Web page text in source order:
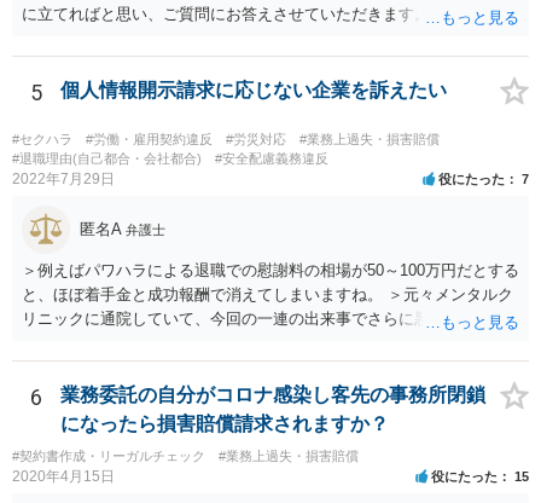
に立てればと思い、ご質問にお答えさせていただきます。 ご相談者の
我に関しては労災保険からの給付や会社からの損害賠償が、過重労働
に関しては未払残業代の支払が受けられる可能性がある事案とお見受
けします。 請求が認められる可能性や採るべき手続を検討するには、
様々な事情のヒアリングや証拠資料の検討が必要になるため、今後の
方針の検討も含め、一度面談にて法律相談をされることをおすすめし
ます。
5 個人情報開示請求に応じない企業を訴えたい
#セクハラ #労働・雇用契約違反 #労災対応
#業務上過失・損害賠償
#退職理由(自己都合・会社都合)
#安全配慮義務違反
2022年7月29日 役にたった 7
匿名A 弁護士
＞例えばパワハラによる退職での慰謝料の相場が50～100万円だとする
と、ほぼ着手金と成功報酬で消えてしまいますね。 ＞元々メンタルク
リニックに通院していて、今回の一連の出来事でさらに悪化した事実
万が一、慰謝料請求が認められるにしても金額としては微々たるもの
かと思いますが、依頼する弁護士に詳細を説明したうえで指示を仰い
だ方がいいかと思います。
6
業務委託の自分がコロナ感染し客先の事務所閉鎖
になったら損害賠償請求されますか？
#契約書作成・リーガルチェック #業務上過失・損害賠償
2020年4月15日 役にたった 15